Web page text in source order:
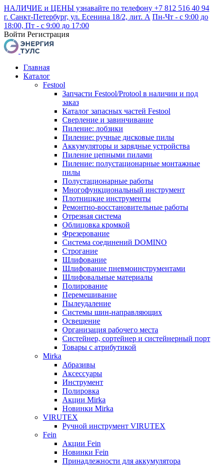
НАЛИЧИЕ и ЦЕНЫ узнавайте по телефону +7 812 516 40 94
г. Санкт-Петербург, ул. Есенина 18/2, лит. А Пн-Чт - с 9:00 до
18:00, Пт - с 9:00 до 17:00
Войти Регистрация
Главная
Каталог
Festool
Запчасти Festool/Protool в наличии и под
заказ
Каталог запасных частей Festool
Сверление и завинчивание
Пиление: лобзики
Пиление: ручные дисковые пилы
Аккумуляторы и зарядные устройства
Пиление цепными пилами
Пиление: полустационарные монтажные
пилы
Полустационарные работы
Многофункциональный инструмент
Плотницкие инструменты
Ремонтно-восстановительные работы
Отрезная система
Облицовка кромкой
Фрезерование
Система соединений DOMINO
Строгание
Шлифование
Шлифование пневмоинструментами
Шлифовальные материалы
Полирование
Перемешивание
Пылеудаление
Системы шин-направляющих
Освещение
Организация рабочего места
Систейнер, сортейнер и систейнерный порт
Товары с атрибутикой
Mirka
Абразивы
Аксессуары
Инструмент
Полировка
Акции Mirka
Новинки Mirka
VIRUTEX
Ручной инструмент VIRUTEX
Fein
Акции Fein
Новинки Fein
Принадлежности для аккумулятора